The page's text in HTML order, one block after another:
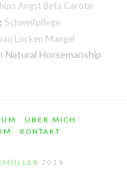
Angst Beta Carotin
Schweifpflege
Locken Mangel
Natural Horsemanship
ÜBER MICH
KONTAKT
2019